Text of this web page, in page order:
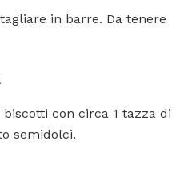
in barre. Da tenere
con circa 1 tazza di
semidolci.